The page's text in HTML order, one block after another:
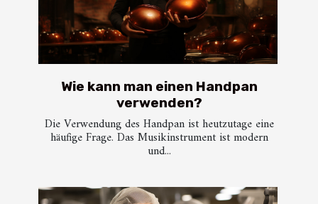
Wie kann man einen Handpan
verwenden?
Die Verwendung des Handpan ist heutzutage eine
häufige Frage. Das Musikinstrument ist modern
und...